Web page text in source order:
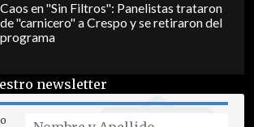
Caos en "Sin Filtros": Panelistas trataron
de "carnicero" a Crespo y se retiraron del
programa
newsletter